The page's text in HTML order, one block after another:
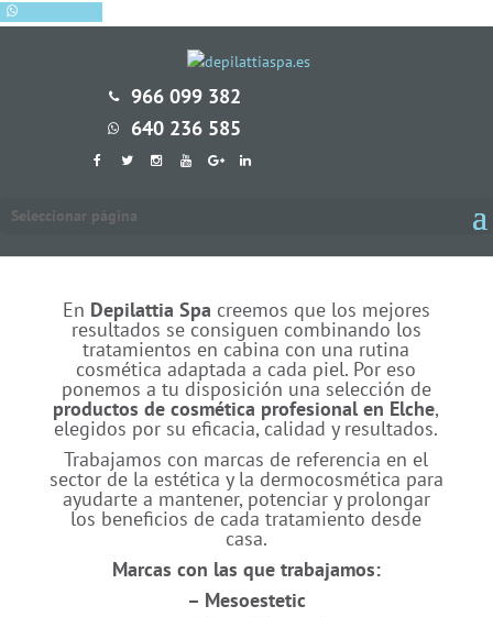
966 099 382
640 236 585
Seleccionar página
En Depilattia Spa creemos que los mejores
resultados se consiguen combinando los
tratamientos en cabina con una rutina
cosmética adaptada a cada piel. Por eso
ponemos a tu disposición una selección de
productos de cosmética profesional en Elche,
elegidos por su eficacia, calidad y resultados.
Trabajamos con marcas de referencia en el
sector de la estética y la dermocosmética para
ayudarte a mantener, potenciar y prolongar
los beneficios de cada tratamiento desde
casa.
Marcas con las que trabajamos:
– Mesoestetic